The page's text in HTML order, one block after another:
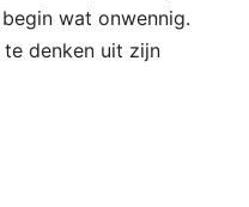
wat onwennig.
denken uit zijn